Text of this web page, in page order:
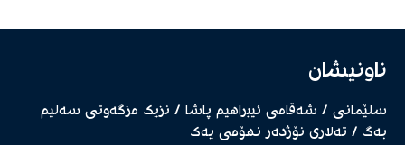
ناونیشان
سلێمانی / شەقامی ئیبراهیم پاشا / نزیك مزگەوتی سەلیم
بەگ / تەلاری نۆژدەر نهۆمی یەك